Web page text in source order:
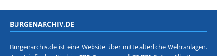
BURGENARCHIV.DE
Burgenarchiv.de ist eine Website über mittelalterliche Wehranlagen.